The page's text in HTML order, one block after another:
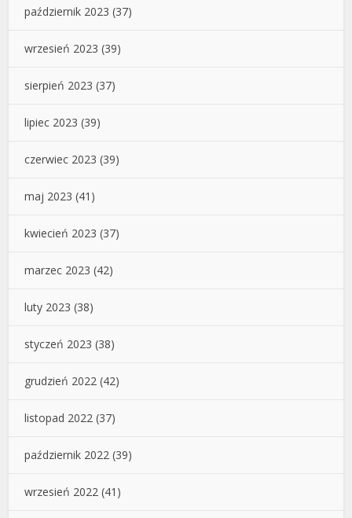
październik 2023 (37)
wrzesień 2023 (39)
sierpień 2023 (37)
lipiec 2023 (39)
czerwiec 2023 (39)
maj 2023 (41)
kwiecień 2023 (37)
marzec 2023 (42)
luty 2023 (38)
styczeń 2023 (38)
grudzień 2022 (42)
listopad 2022 (37)
październik 2022 (39)
wrzesień 2022 (41)